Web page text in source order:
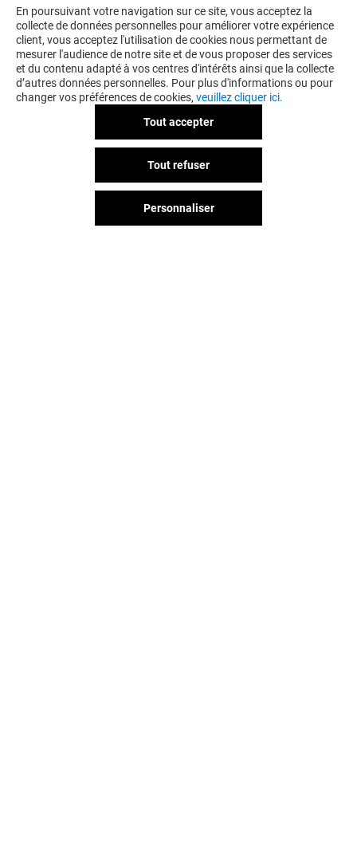
VOUS EN VOULEZ PLUS ? VOUS
AIMEREZ PEUT-ÊTRE
TOP PRESSING
En poursuivant votre navigation sur ce site, vous acceptez la
collecte de données personnelles pour améliorer votre expérience
client, vous acceptez l'utilisation de cookies nous permettant de
mesurer l'audience de notre site et de vous proposer des services
et du contenu adapté à vos centres d'intérêts ainsi que la collecte
d’autres données personnelles. Pour plus d'informations ou pour
changer vos préférences de cookies, veuillez cliquer ici.
Tout accepter
Tout refuser
Personnaliser